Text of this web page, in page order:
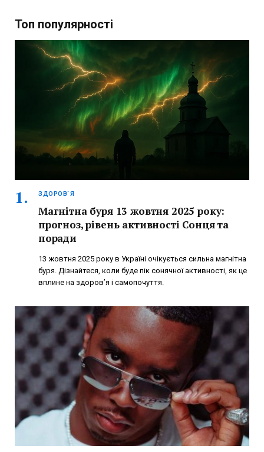
Топ популярності
ЗДОРОВ`Я
Магнітна буря 13 жовтня 2025 року:
прогноз, рівень активності Сонця та
поради
13 жовтня 2025 року в Україні очікується сильна магнітна
буря. Дізнайтеся, коли буде пік сонячної активності, як це
вплине на здоров’я і самопочуття.